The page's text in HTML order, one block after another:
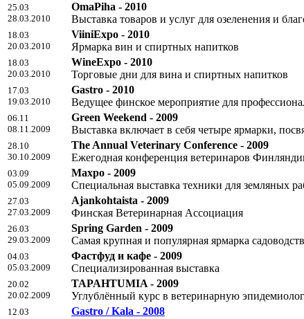
25.03
28.03.2010
OmaPiha - 2010
Выставка товаров и услуг для озеленения и
18.03
20.03.2010
ViiniExpo - 2010
Ярмарка вин и спиртных напитков
18.03
20.03.2010
WineExpo - 2010
Торговые дни для вина и спиртных напитков
17.03
19.03.2010
Gastro - 2010
Ведущее финское мероприятие для
06.11
08.11.2009
Green Weekend - 2009
Выставка включает в себя четыре ярмарки,
28.10
30.10.2009
The Annual Veterinary Conference - 2009
Ежегодная конференция ветеринаров
03.09
05.09.2009
Maxpo - 2009
Специальная выставка техники для земляных
27.03
27.03.2009
Ajankohtaista - 2009
Финская Ветеринарная Ассоциация
26.03
29.03.2009
Spring Garden - 2009
Самая крупная и популярная ярмарка
04.03
05.03.2009
Фастфуд и кафе - 2009
Специализированная выставка
20.02
20.02.2009
TAPAHTUMIA - 2009
Углублённый курс в ветеринарную
12.03
Gastro / Kala - 2008